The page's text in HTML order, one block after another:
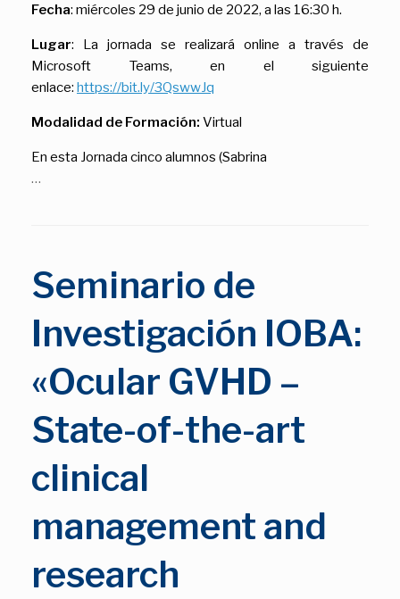
Fecha: miércoles 29 de junio de 2022, a las 16:30 h.
Lugar: La jornada se realizará online a través de
Microsoft Teams, en el siguiente
enlace: https://bit.ly/3QswwJq
Modalidad de Formación: Virtual
En esta Jornada cinco alumnos (Sabrina
…
Seminario de
Investigación IOBA:
«Ocular GVHD –
State-of-the-art
clinical
management and
research